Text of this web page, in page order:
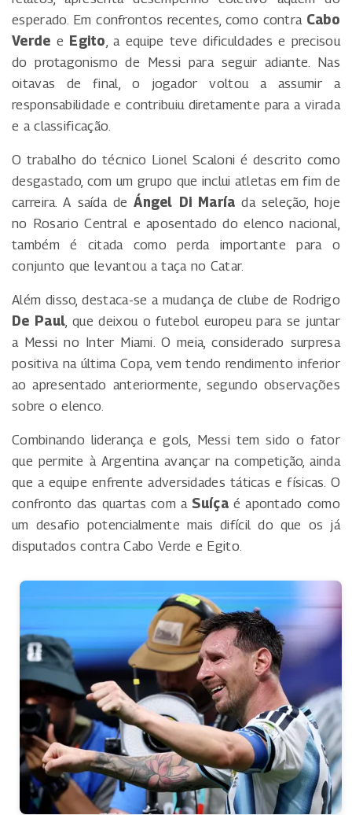
esperado. Em confrontos recentes, como contra Cabo
Verde e Egito, a equipe teve dificuldades e precisou
do protagonismo de Messi para seguir adiante. Nas
oitavas de final, o jogador voltou a assumir a
responsabilidade e contribuiu diretamente para a virada
e a classificação.
O trabalho do técnico Lionel Scaloni é descrito como
desgastado, com um grupo que inclui atletas em fim de
carreira. A saída deÁngel Di María da seleção, hoje
no Rosario Central e aposentado do elenco nacional,
também é citada como perda importante para o
conjunto que levantou a taça no Catar.
Além disso, destaca-se a mudança de clube de Rodrigo
De Paul, que deixou o futebol europeu para se juntar
a Messi no Inter Miami. O meia, considerado surpresa
positiva na última Copa, vem tendo rendimento inferior
ao apresentado anteriormente, segundo observações
sobre o elenco.
Combinando liderança e gols, Messi tem sido o fator
que permite à Argentina avançar na competição, ainda
que a equipe enfrente adversidades táticas e físicas. O
confronto das quartas com aSuíçaé apontado como
um desafio potencialmente mais difícil do que os já
disputados contra Cabo Verde e Egito.